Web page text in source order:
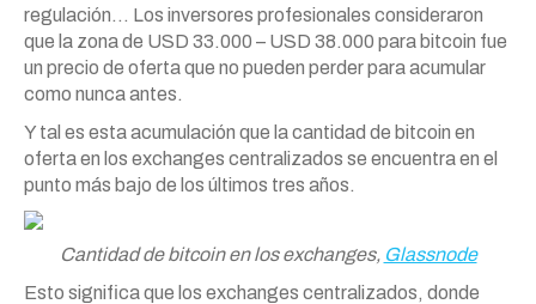
regulación… Los inversores profesionales consideraron
que la zona de USD 33.000 – USD 38.000 para bitcoin fue
un precio de oferta que no pueden perder para acumular
como nunca antes.
Y tal es esta acumulación que la cantidad de bitcoin en
oferta en los exchanges centralizados se encuentra en el
punto más bajo de los últimos tres años.
Cantidad de bitcoin en los exchanges, Glassnode
Esto significa que los exchanges centralizados, donde